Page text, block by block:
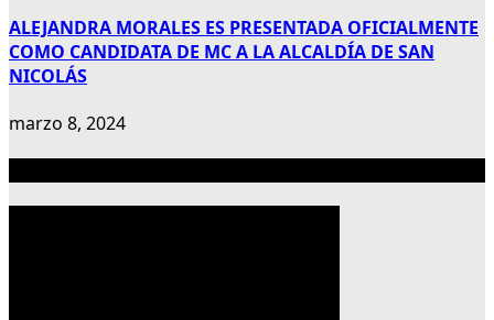
ALEJANDRA MORALES ES PRESENTADA OFICIALMENTE
COMO CANDIDATA DE MC A LA ALCALDÍA DE SAN
NICOLÁS
marzo 8, 2024